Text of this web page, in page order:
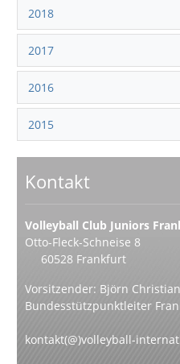
2018
2017
2016
2015
Kontakt
Volleyball Club Juniors
Otto-Fleck-Schneise 8
60528 Frankfurt
Vorsitzender: Björn
Bundesstützpunktleiter
kontakt(@)volleyball-